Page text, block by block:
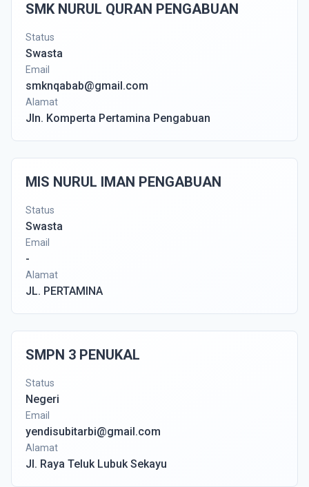
SMK NURUL QURAN PENGABUAN
Status
Swasta
Email
smknqabab@gmail.com
Alamat
Jln. Komperta Pertamina Pengabuan
MIS NURUL IMAN PENGABUAN
Status
Swasta
Email
-
Alamat
JL. PERTAMINA
SMPN 3 PENUKAL
Status
Negeri
Email
yendisubitarbi@gmail.com
Alamat
Jl. Raya Teluk Lubuk Sekayu